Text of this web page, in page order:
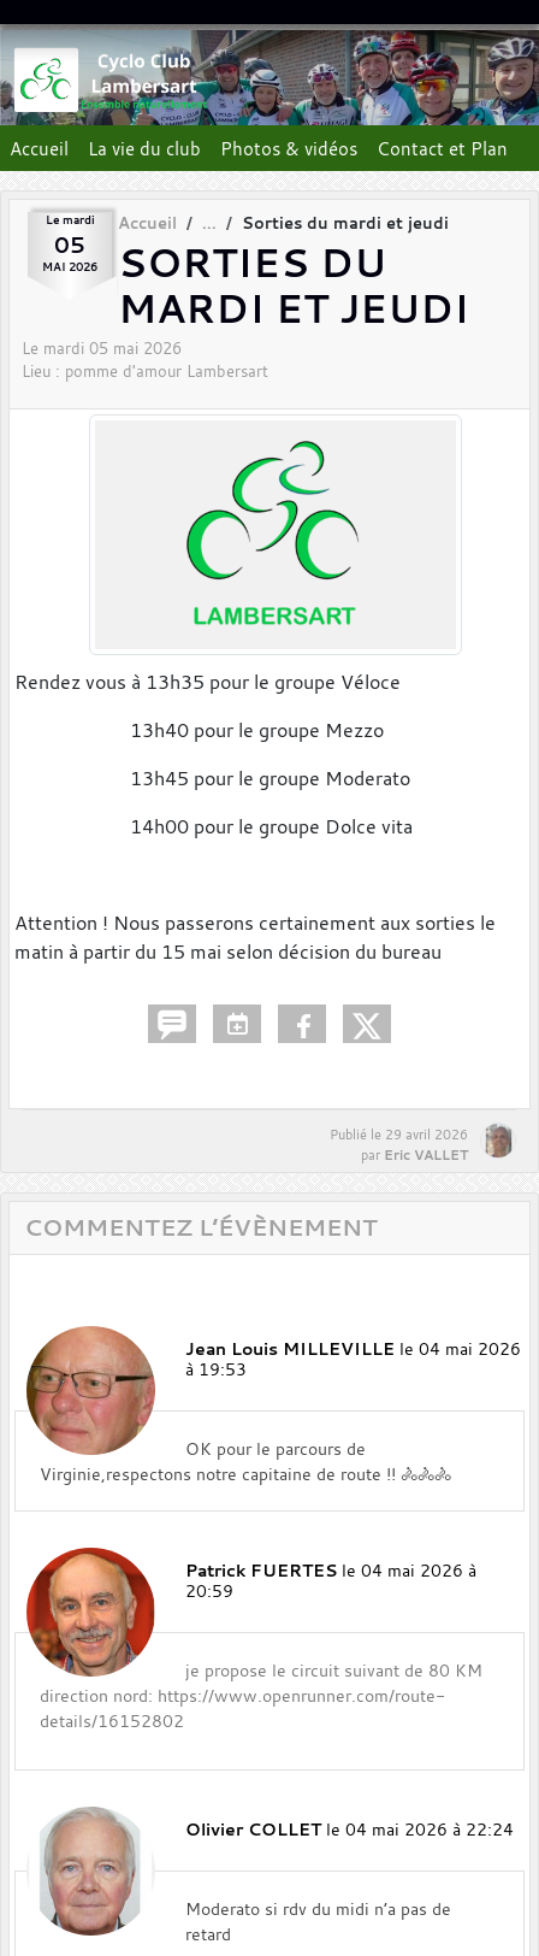
Accueil La vie du club Photos & vidéos Contact et Plan
Le mardi
05
MAI 2026
Accueil Sorties du mardi et jeudi
SORTIES DU
MARDI ET JEUDI
Le mardi 05 mai 2026
Lieu : pomme d'amour Lambersart
Rendez vous à 13h35 pour le groupe Véloce
13h40 pour le groupe Mezzo
13h45 pour le groupe Moderato
14h00 pour le groupe Dolce vita
Attention ! Nous passerons certainement aux sorties le
matin à partir du 15 mai selon décision du bureau
Publié le 29 avril 2026
par Eric VALLET
COMMENTEZ L’ÉVÈNEMENT
Jean Louis MILLEVILLE le 04 mai 2026
à 19:53
OK pour le parcours de
Virginie,respectons notre capitaine de route !! 🚴🚴🚴
Patrick FUERTES le 04 mai 2026 à
20:59
je propose le circuit suivant de 80 KM
direction nord: https://www.openrunner.com/route-
details/16152802
Olivier COLLET le 04 mai 2026 à 22:24
Moderato si rdv du midi n’a pas de
retard